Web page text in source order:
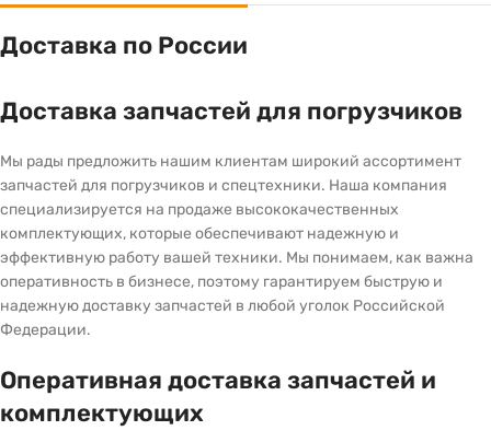
Доставка по России
Доставка запчастей для погрузчиков
Мы рады предложить нашим клиентам широкий ассортимент
запчастей для погрузчиков и спецтехники. Наша компания
специализируется на продаже высококачественных
комплектующих, которые обеспечивают надежную и
эффективную работу вашей техники. Мы понимаем, как важна
оперативность в бизнесе, поэтому гарантируем быструю и
надежную доставку запчастей в любой уголок Российской
Федерации.
Оперативная доставка запчастей и
комплектующих